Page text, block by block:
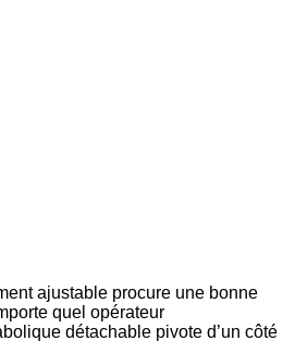
ajustable procure une bonne
quel opérateur
détachable pivote d’un côté